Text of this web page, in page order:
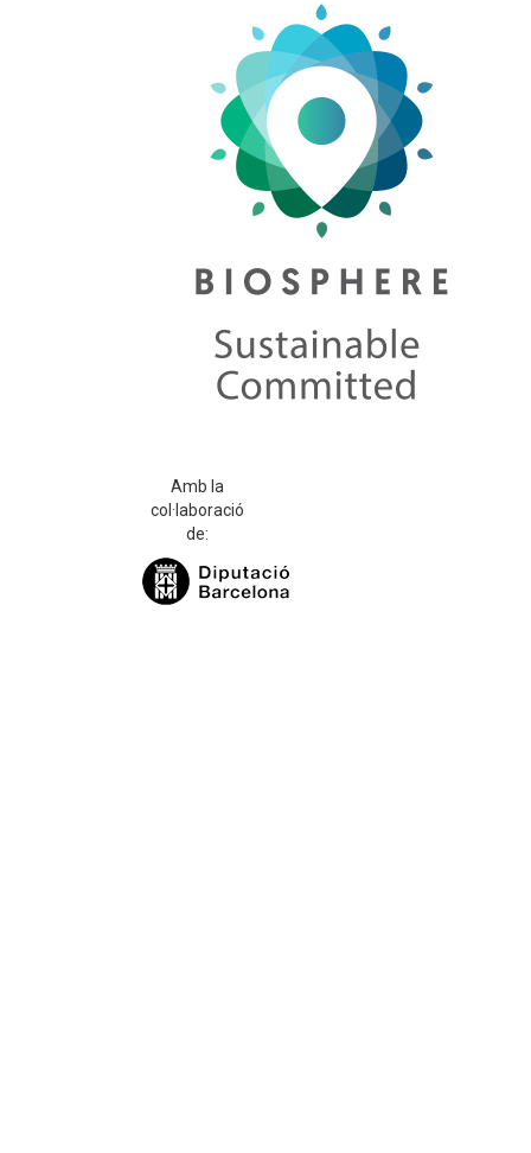
Amb la
col·laboració
de: